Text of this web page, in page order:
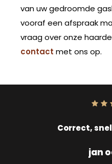
van uw gedroomde
vooraf een afspraak
vraag over onze
contact met ons op.
Correct,
jan